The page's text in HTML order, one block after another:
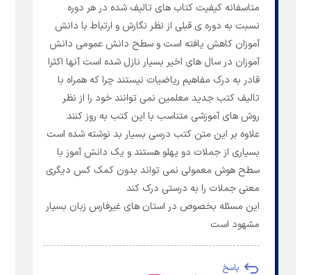
متاسفانه کیفیت کتاب های تالیف شده در هر دوره
نسبت به دوره ی قبلی از نظر نگارش و ارتباط با دانش
آموزان کاهش یافته است و سطح دانش عمومی دانش
آموزان در سال های اخیر بسیار نازل شده است آنها اکثرا
قادر به درک مفاهیم ریاضیات نیستند چرا که همراه با
تالیف کتب جدید معلمین نمی توانند خود را از نظر
روش های آموزشی متناسب با این کتب به روز کنند
علاوه بر این متن کتب درسی بسیار بد نوشته شده است
بسیاری از جملات دو پهلو هستند و یک دانش آموز با
سطح هوش معمولی نمی تواند بدون کمک کس دیگری
معنی جملات را به درستی درک کند
این مسئله بخصوص در استان های غیرفارس زبان بسیار
مشهود است
پاسخ